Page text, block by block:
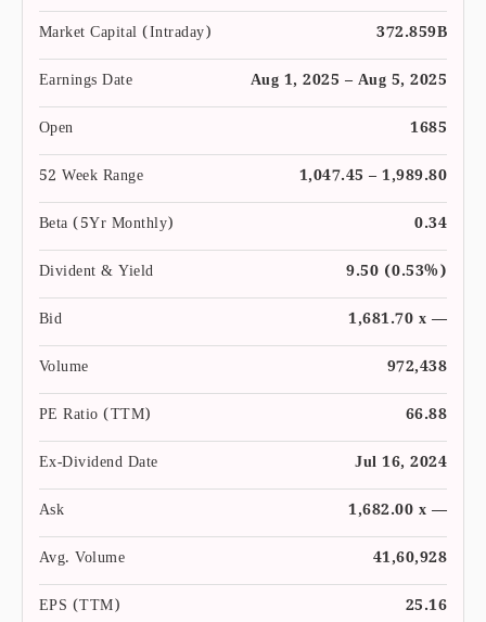
Market Capital (Intraday)
372.859B
Earnings Date
Aug 1, 2025 – Aug 5, 2025
Open
1685
52 Week Range
1,047.45 – 1,989.80
Beta (5Yr Monthly)
0.34
Divident & Yield
9.50 (0.53%)
Bid
1,681.70 x —
Volume
972,438
PE Ratio (TTM)
66.88
Ex-Dividend Date
Jul 16, 2024
Ask
1,682.00 x —
Avg. Volume
41,60,928
EPS (TTM)
25.16